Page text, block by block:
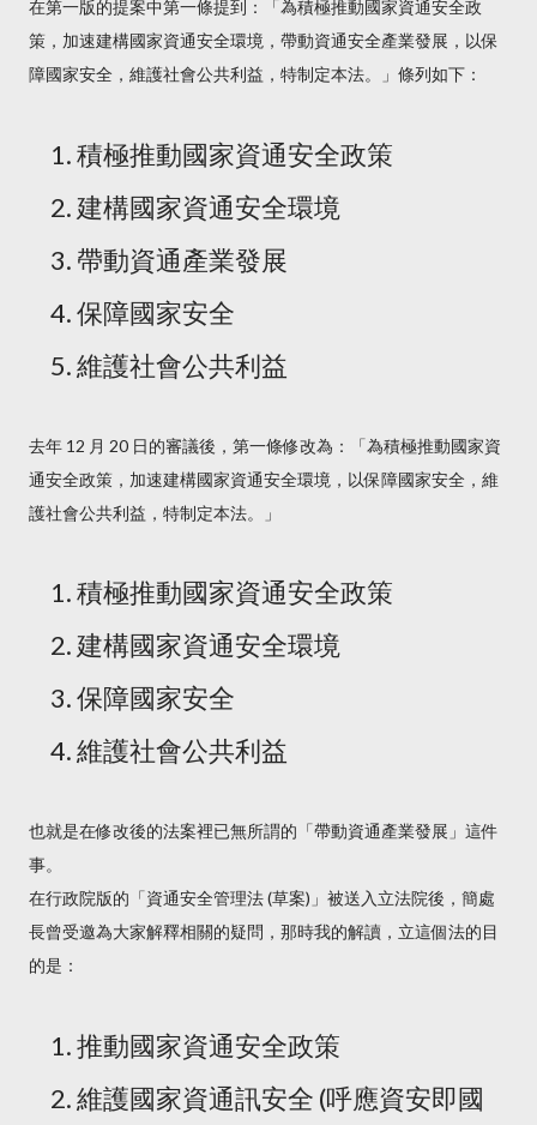
在第一版的提案中第一條提到：「為積極推動國家資通安全政
策，加速建構國家資通安全環境，帶動資通安全產業發展，以保
障國家安全，維護社會公共利益，特制定本法。」條列如下：
積極推動國家資通安全政策
建構國家資通安全環境
帶動資通產業發展
保障國家安全
維護社會公共利益
去年 12 月 20 日的審議後，第一條修改為：「為積極推動國家資
通安全政策，加速建構國家資通安全環境，以保障國家安全，維
護社會公共利益，特制定本法。」
積極推動國家資通安全政策
建構國家資通安全環境
保障國家安全
維護社會公共利益
也就是在修改後的法案裡已無所謂的「帶動資通產業發展」這件
事。
在行政院版的「資通安全管理法 (草案)」被送入立法院後，簡處
長曾受邀為大家解釋相關的疑問，那時我的解讀，立這個法的目
的是：
推動國家資通安全政策
維護國家資通訊安全 (呼應資安即國